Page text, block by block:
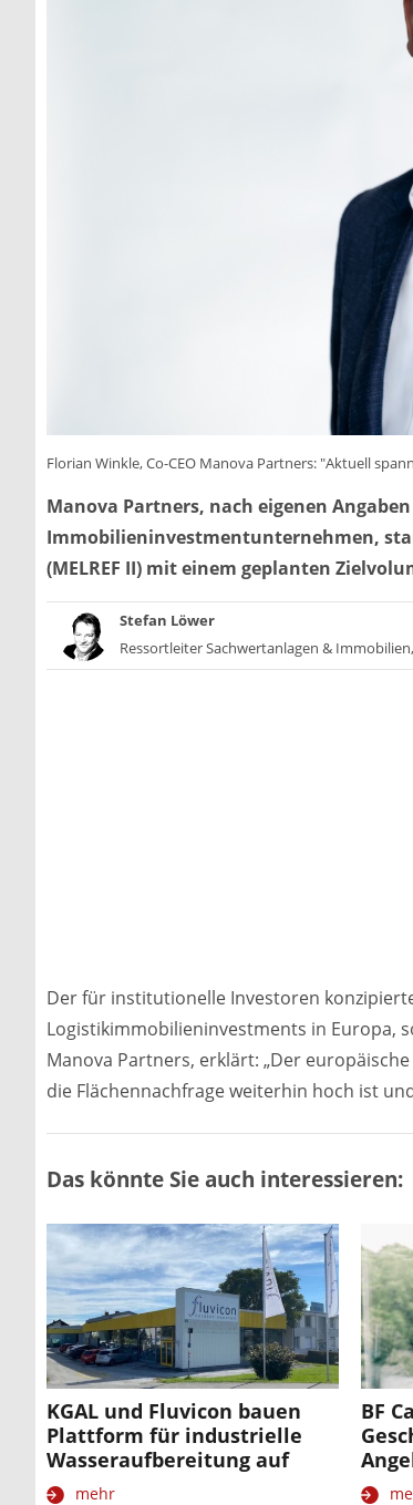
Florian Winkle, Co-CEO Manova Partners: "Aktuell
Manova Partners, nach eigenen
Immobilieninvestmentunternehmen,
(MELREF II) mit einem geplanten
Stefan Löwer
Ressortleiter Sachwertanlagen &
Der für institutionelle Investoren
Logistikimmobilieninvestments in Europa,
Manova Partners, erklärt: „Der
die Flächennachfrage weiterhin hoch ist
Das könnte Sie auch interessieren:
KGAL und Fluvicon bauen
Plattform für industrielle
Wasseraufbereitung auf
mehr
BF